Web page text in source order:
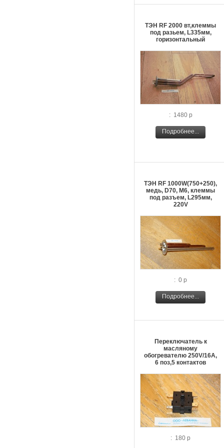
ТЭН RF 2000 вт,клеммы
под разьем, L335мм,
горизонтальный
: 1480 р
Подробнее...
ТЭН RF 1000W(750+250),
медь, D70, М6, клеммы
под разъем, L295мм,
220V
: 0 р
Подробнее...
Переключатель к
масляному
обогревателю 250V/16A,
6 поз,5 контактов
: 180 р